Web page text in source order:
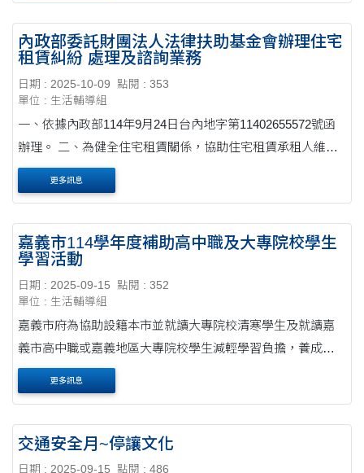
內政部委託財團法人法律扶助基金會辦理住宅
租賃糾紛 處理及諮詢業務
日期 : 2025-10-09
點閱 : 353
單位 : 生活輔導組
一、依據內政部114年9月24日台內地字第11402655572號函
辦理。 二、為健全住宅租賃關係，協助住宅租賃承租人維護
其合法租賃權益，依租賃住宅市場發展及管理條例第14條第1
項、同條例施行細則第3條之1及113年8月1日訂頒生效之....
更多訊息
嘉義市114學年度補助高中職及大專院校學生
學習活動
日期 : 2025-09-15
點閱 : 352
單位 : 生活輔導組
嘉義市府為協助設籍本市並就讀大專院校清寒學生及就讀嘉
義市高中職或嘉義地區大專院校學生減輕學習負擔，養成良
好閱讀習慣，爰訂定旨揭計畫。 申請日期：自即日起至114年
10月15日止。
更多訊息
交通安全月~停讓文化
日期 : 2025-09-15 點閱 : 486